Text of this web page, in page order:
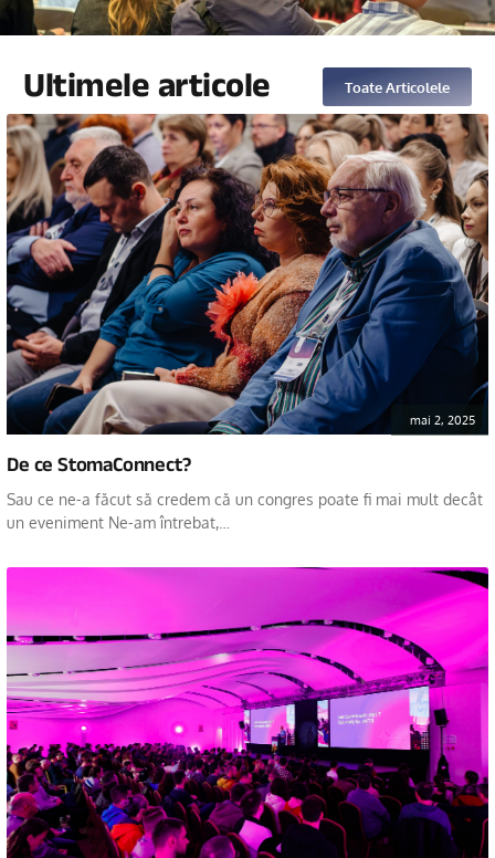
Ultimele articole Toate Articolele
mai 2, 2025
De ce StomaConnect?
Sau ce ne-a făcut să credem că un congres poate fi mai mult decât
un eveniment Ne-am întrebat,…